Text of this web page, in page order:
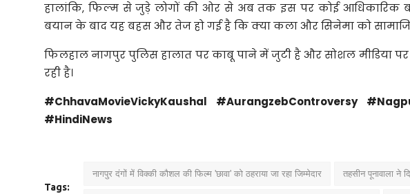
हालांकि, फिल्म से जुड़े लोगों की ओर से अब तक इस पर कोई आधिकारिक
बयान के बाद यह बहस और तेज हो गई है कि क्या कला और सिनेमा को
फिलहाल नागपुर पुलिस हालात पर काबू पाने में जुटी है और सोशल मीडिया
रही है।
#ChhavaMovieVickyKaushal #AurangzebControversy
#HindiNews
Tags:
नागपुर दंगों में विक्की कौशल की फिल्म 'छावा' को ठहराया जा रहा जिम्मेदार तहसीन पूनावाला ने